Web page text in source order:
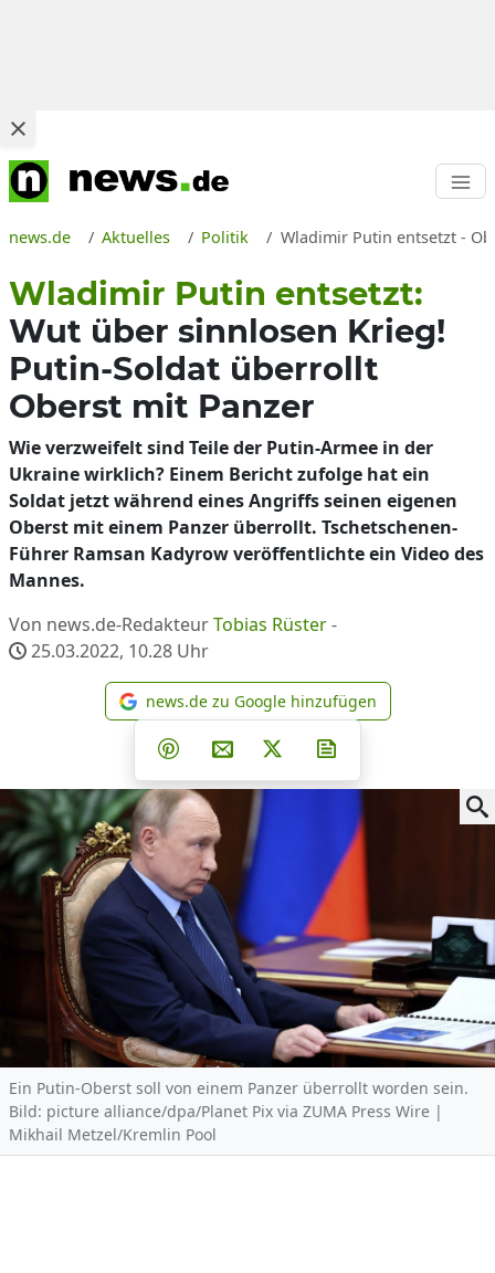
news.de Aktuelles Politik Wladimir Putin entsetzt -
Wladimir Putin entsetzt:
Wut über sinnlosen Krieg!
Putin-Soldat überrollt
Oberst mit Panzer
Wie verzweifelt sind Teile der Putin-Armee in der
Ukraine wirklich? Einem Bericht zufolge hat ein
Soldat jetzt während eines Angriffs seinen eigenen
Oberst mit einem Panzer überrollt. Tschetschenen-
Führer Ramsan Kadyrow veröffentlichte ein Video des
Mannes.
Von news.de-RedakteurTobias Rüster-
25.03.2022, 10.28 Uhr
news.de zu Google
news.de zu Google hinzufügen
Teilen auf Facebook
Teilen auf Whatsapp
Teilen auf Telegram
Teilen auf Pinterest
Per E-Mail teilen
Post auf X
Ein Putin-Oberst soll von einem Panzer überrollt worden sein.
Bild: picture alliance/dpa/Planet Pix via ZUMA Press Wire |
Mikhail Metzel/Kremlin Pool